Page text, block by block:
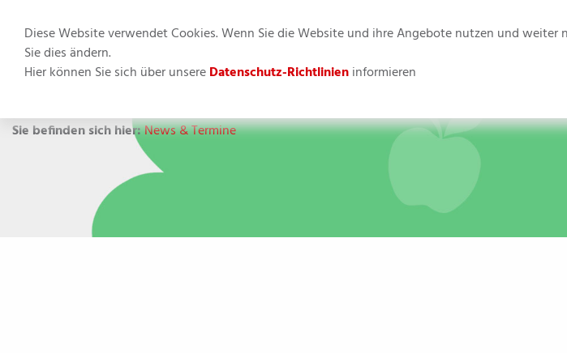
Diese Website verwendet Cookies. Wenn Sie die Website und ihre Angebote nutzen und
Sie dies ändern.
Hier können Sie sich über unsereDatenschutz-Richtlinieninformieren
Sie befinden sich hier:News & Termine